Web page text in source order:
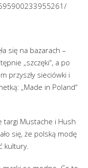
się na bazarach –
„szczęki“, a po
przyszły sieciówki i
„Made in Poland“
targi Mustache i Hush
się, że polską modę
kultury.